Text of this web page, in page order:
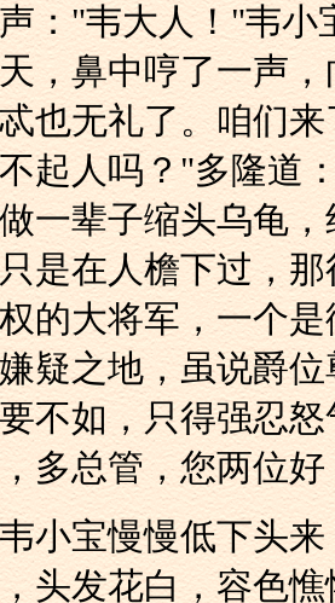
："韦大人！"韦小
，鼻中哼了一声
也无礼了。咱们
起人吗？"多隆道
一辈子缩头乌龟
是在人檐下过，
的大将军，一个
疑之地，虽说爵
不如，只得强忍
多总管，您两位
慢慢低下头来
头发花白，容色